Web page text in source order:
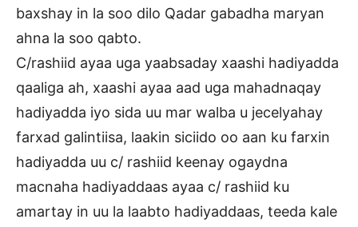
baxshay in la soo dilo Qadar gabadha maryan
ahna la soo qabto.
C/rashiid ayaa uga yaabsaday xaashi hadiyadda
qaaliga ah, xaashi ayaa aad uga mahadnaqay
hadiyadda iyo sida uu mar walba u jecelyahay
farxad galintiisa, laakin siciido oo aan ku farxin
hadiyadda uu c/ rashiid keenay ogaydna
macnaha hadiyaddaas ayaa c/ rashiid ku
amartay in uu la laabto hadiyaddaas, teeda kale